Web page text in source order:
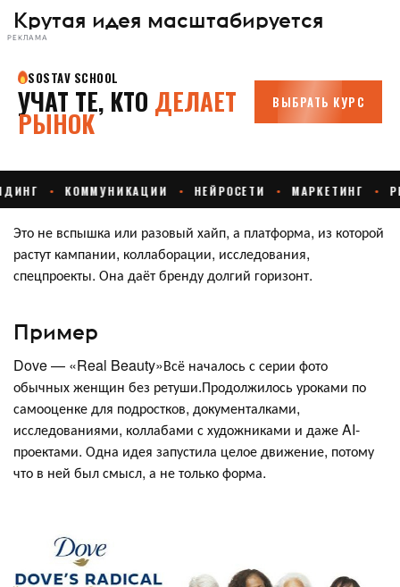
Крутая идея масштабируется
РЕКЛАМА
Это не вспышка или разовый хайп, а платформа, из которой
растут кампании, коллаборации, исследования,
спецпроекты. Она даёт бренду долгий горизонт.
Пример
Dove — «Real Beauty»Всё началось с серии фото
обычных женщин без ретуши.Продолжилось уроками по
самооценке для подростков, документалками,
исследованиями, коллабами с художниками и даже AI-
проектами. Одна идея запустила целое движение, потому
что в ней был смысл, а не только форма.